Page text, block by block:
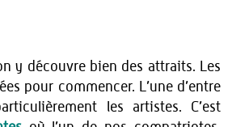
y découvre bien des attraits. Les
pour commencer. L’une d’entre
les artistes. C’est